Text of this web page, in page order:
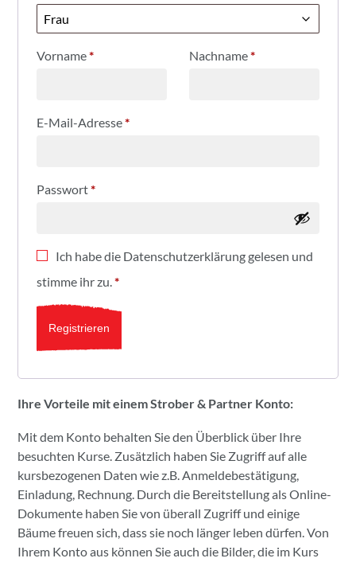
Vorname* Nachname*
E-Mail-Adresse*
Passwort*
Ich habe die Datenschutzerklärung gelesen und
stimme ihr zu.*
Registrieren
Ihre Vorteile mit einem Strober & Partner Konto:
Mit dem Konto behalten Sie den Überblick über Ihre
besuchten Kurse. Zusätzlich haben Sie Zugriff auf alle
kursbezogenen Daten wie z.B. Anmeldebestätigung,
Einladung, Rechnung. Durch die Bereitstellung als Online-
Dokumente haben Sie von überall Zugriff und einige
Bäume freuen sich, dass sie noch länger leben dürfen. Von
Ihrem Konto aus können Sie auch die Bilder, die im Kurs